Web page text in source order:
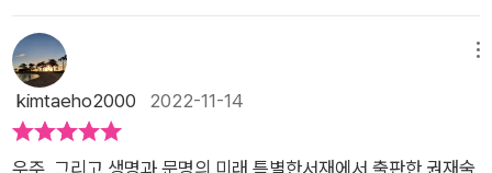
거예요. 세상은 1로 만들어져 있지만, 1이 모여서 만들어내는 α
가 1을 제치고 더 중요한 역할을 하는 거예요. 우리의 마음이라는
것도 1이 아나리 α 이며, 과학도 1이 연구 대상이지만 과학의 거
으 모든 언어는 α 로 되어 있어요. 힘, 에너지, 운동량, 스핀 등 모
니다. "초신성 폭발이 일어나고 남은 것이 바로 중성자별입니
다. 회전하고 있는 중성자별은 주기적인 빛인 pulse를 냅니다(p
97)." 여기서 저자는 맥동성, 블랙홀, 중성자별, 나아가 특이점
에 대해 이야기합니다. 이 모든 설명이 아직도 그저 신비하게 들
리는 이유는 중력, 중력이라는 힘, 혹은 장(場)의 정체가 아직
면 분자는 건물의 색상이자, 질감입니다.정원을 텍스트적인 존재
라고 한다면 아름다움은 콘텍스트적인 존재입니다.그런데 400
여 페이지가 넘는 과학 책이 난해하지도 지루하지도 않다. 아마도
저자가 물리교육을 전공하고 과학교육을 강의했던 까닭인듯하
kimtaeho2000 2022-11-14
우주, 그리고 생명과 문명의 미래 특별한서재에서 출판한 권재술